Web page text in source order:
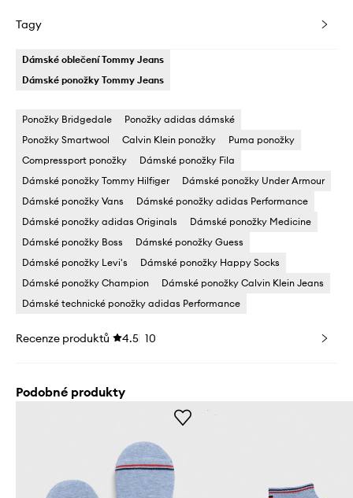
Tagy
Dámské oblečení Tommy Jeans
Dámské ponožky Tommy Jeans
Ponožky Bridgedale
Ponožky adidas dámské
Ponožky Smartwool
Calvin Klein ponožky
Puma ponožky
Compressport ponožky
Dámské ponožky Fila
Dámské ponožky Tommy Hilfiger
Dámské ponožky Under Armour
Dámské ponožky Vans
Dámské ponožky adidas Performance
Dámské ponožky adidas Originals
Dámské ponožky Medicine
Dámské ponožky Boss
Dámské ponožky Guess
Dámské ponožky Levi's
Dámské ponožky Happy Socks
Dámské ponožky Champion
Dámské ponožky Calvin Klein Jeans
Dámské technické ponožky adidas Performance
Recenze produktů 4.5 10
Podobné produkty